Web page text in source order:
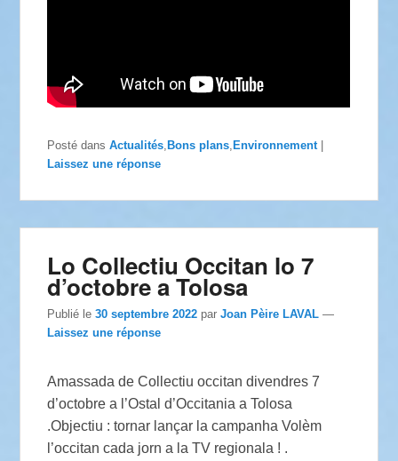
Posté dans Actualités ,Bons plans ,Environnement |
Laissez une réponse
Lo Collectiu Occitan lo 7
d’octobre a Tolosa
Publié le30 septembre 2022 parJoan Pèire LAVAL —
Laissez une réponse
Amassada de Collectiu occitan divendres 7
d’octobre a l’Ostal d’Occitania a Tolosa
.Objectiu : tornar lançar la campanha Volèm
l’occitan cada jorn a la TV regionala ! .